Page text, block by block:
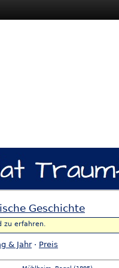
Geschichte
zu erfahren.
& Jahr· Preis